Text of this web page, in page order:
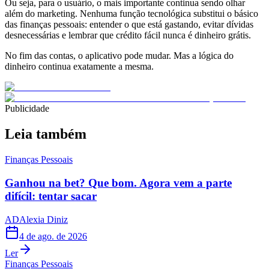
Ou seja, para o usuário, o mais importante continua sendo olhar
além do marketing. Nenhuma função tecnológica substitui o básico
das finanças pessoais: entender o que está gastando, evitar dívidas
desnecessárias e lembrar que crédito fácil nunca é dinheiro grátis.
No fim das contas, o aplicativo pode mudar. Mas a lógica do
dinheiro continua exatamente a mesma.
Publicidade
Leia também
Finanças Pessoais
Ganhou na bet? Que bom. Agora vem a parte
difícil: tentar sacar
ADAlexia Diniz
4 de ago. de 2026
Ler
Finanças Pessoais